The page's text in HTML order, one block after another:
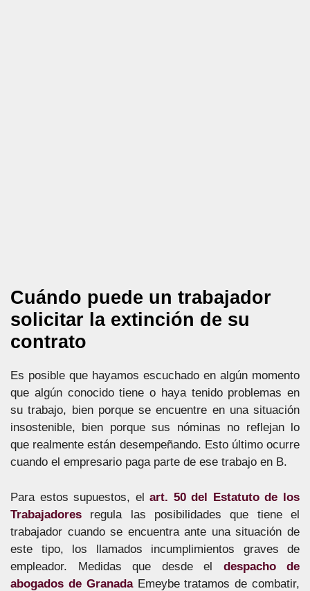
Cuándo puede un trabajador
solicitar la extinción de su
contrato
Es posible que hayamos escuchado en algún momento
que algún conocido tiene o haya tenido problemas en
su trabajo, bien porque se encuentre en una situación
insostenible, bien porque sus nóminas no reflejan lo
que realmente están desempeñando. Esto último ocurre
cuando el empresario paga parte de ese trabajo en B.
Para estos supuestos, elart. 50 del Estatuto de los
Trabajadores regula las posibilidades que tiene el
trabajador cuando se encuentra ante una situación de
este tipo, los llamados incumplimientos graves de
empleador. Medidas que desde el despacho de
abogados de GranadaEmeybe tratamos de combatir,